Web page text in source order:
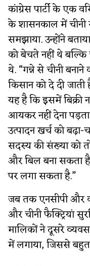
कांग्रेस पार्टी के एक
के शासनकाल में
समझाया. उन्होंने
को बेचते नहीं थे
थे. “गन्ने से चीनी
किसान को दे दी
यह है कि इसमें बिक्री
आयकर नहीं देना
उत्पादन खर्च को
सदस्य की संख्या को
और बिल बना सकता
पर लगा सकता है.”
जब तक एनसीपी और
और चीनी फैक्ट्रियां
मालिकों ने दूसरे
में लगाया, जिससे